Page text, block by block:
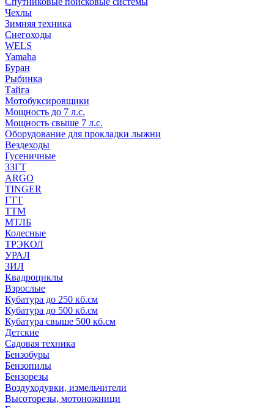
Чехлы
Зимняя техника
Снегоходы
WELS
Yamaha
Буран
Рыбинка
Тайга
Мотобуксировщики
Мощность до 7 л.с.
Мощность свыше 7 л.с.
Оборудование для прокладки лыжни
Вездеходы
Гусеничные
ЗЗГТ
ARGO
TINGER
ГТТ
ТТМ
МТЛБ
Колесные
ТРЭКОЛ
УРАЛ
ЗИЛ
Квадроциклы
Взрослые
Кубатура до 250 кб.см
Кубатура до 500 кб.см
Кубатура свыше 500 кб.см
Детские
Садовая техника
Бензобуры
Бензопилы
Бензорезы
Воздуходувки, измельчители
Высоторезы, мотоножници